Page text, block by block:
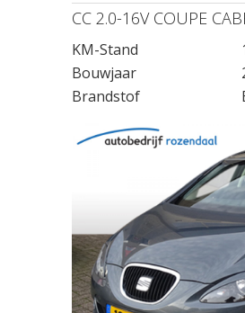
CC 2.0-16V COUPE
KM-Stand
Bouwjaar
Brandstof